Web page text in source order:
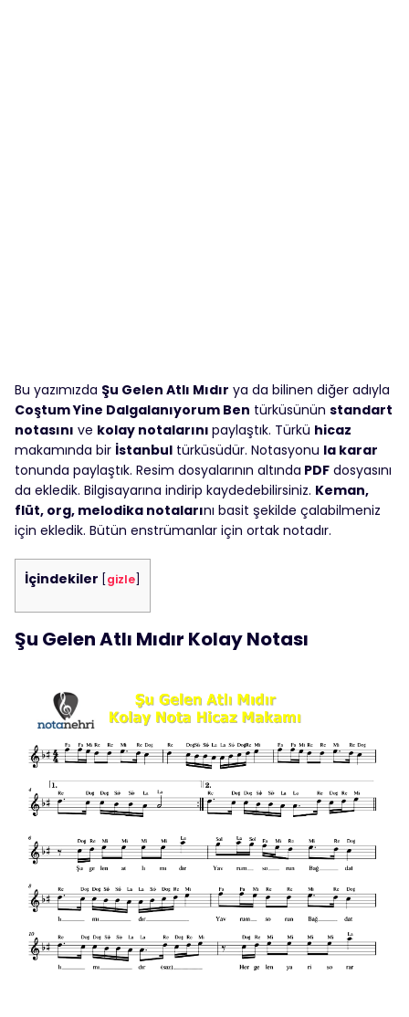
Bu yazımızda Şu Gelen Atlı Mıdır ya da bilinen diğer adıyla
Coştum Yine Dalgalanıyorum Ben türküsünün standart
notasını ve kolay notalarını paylaştık. Türkü hicaz
makamında bir İstanbul türküsüdür. Notasyonu la karar
tonunda paylaştık. Resim dosyalarının altında PDF dosyasını
da ekledik. Bilgisayarına indirip kaydedebilirsiniz. Keman,
flüt, org, melodika notalarını basit şekilde çalabilmeniz
için ekledik. Bütün enstrümanlar için ortak notadır.
İçindekiler gizle
Şu Gelen Atlı Mıdır Kolay Notası